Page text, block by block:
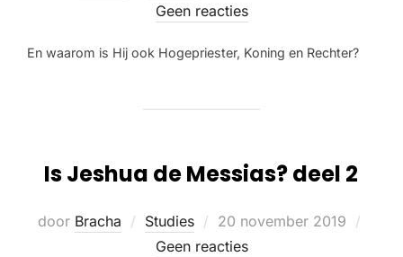
Geen reacties
En waarom is Hij ook Hogepriester, Koning en Rechter?
Is Jeshua de Messias? deel 2
door Bracha Studies
20 november 2019
Geen reacties